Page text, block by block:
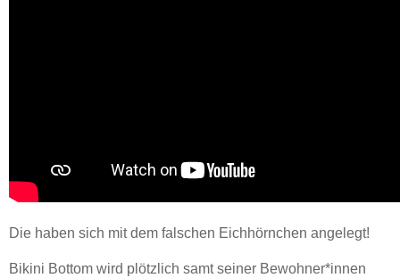
Die haben sich mit dem falschen Eichhörnchen angelegt!
Bikini Bottom wird plötzlich samt seiner Bewohner*innen